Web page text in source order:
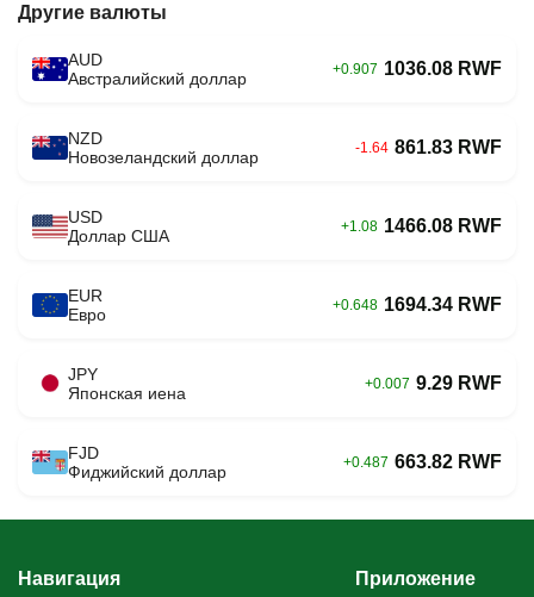
Другие валюты
AUD
Австралийский доллар
+0.907 1036.08 RWF
NZD
Новозеландский доллар
-1.64 861.83 RWF
USD
Доллар США
+1.08 1466.08 RWF
EUR
Евро
+0.648 1694.34 RWF
JPY
Японская иена
+0.007 9.29 RWF
FJD
Фиджийский доллар
+0.487 663.82 RWF
Навигация Приложение